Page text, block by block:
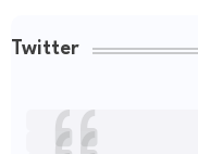
Twitter